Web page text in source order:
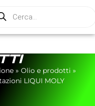
» Olio e prodotti »
LIQUI MOLY